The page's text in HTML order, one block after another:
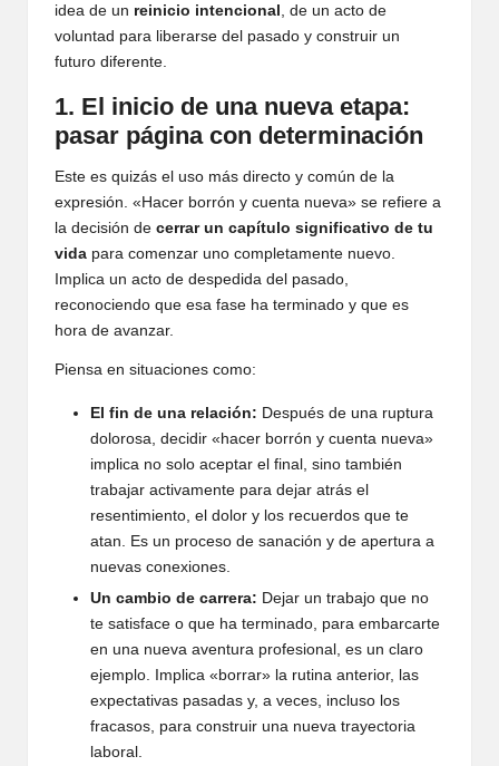
idea de un reinicio intencional , de un acto de
voluntad para liberarse del pasado y construir un
futuro diferente.
1. El inicio de una nueva etapa:
pasar página con determinación
Este es quizás el uso más directo y común de la
expresión. «Hacer borrón y cuenta nueva» se refiere a
la decisión de cerrar un capítulo significativo de tu
vida para comenzar uno completamente nuevo.
Implica un acto de despedida del pasado,
reconociendo que esa fase ha terminado y que es
hora de avanzar.
Piensa en situaciones como:
El fin de una relación: Después de una ruptura
dolorosa, decidir «hacer borrón y cuenta nueva»
implica no solo aceptar el final, sino también
trabajar activamente para dejar atrás el
resentimiento, el dolor y los recuerdos que te
atan. Es un proceso de sanación y de apertura a
nuevas conexiones.
Un cambio de carrera: Dejar un trabajo que no
te satisface o que ha terminado, para embarcarte
en una nueva aventura profesional, es un claro
ejemplo. Implica «borrar» la rutina anterior, las
expectativas pasadas y, a veces, incluso los
fracasos, para construir una nueva trayectoria
laboral.